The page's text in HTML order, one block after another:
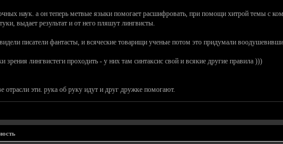
наук. а он теперь метвые языки помогает расшифровать, при помощи хитрой темы с
выдает результат и от него пляшут лингвисты.
писатели фантасты, и всяческие товарищи ученые потом это придумали
лингвистеги проходить - у них там синтаксис свой и всякие другие правила )))
отрасли эти. рука об руку идут и друг дружке помогают.